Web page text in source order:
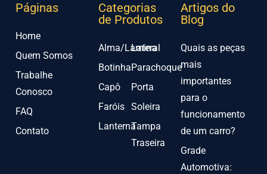
Páginas
Home
Quem Somos
Trabalhe
Conosco
FAQ
Contato
Categorias
de Produtos
Alma/Lamina
Botinha
Capô
Faróis
Lanterna
Lateral
Parachoque
Porta
Soleira
Tampa
Traseira
Artigos do
Blog
Quais as peças
mais
importantes
para o
funcionamento
de um carro?
Grade
Automotiva: